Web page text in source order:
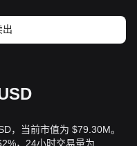
出
，当前市值为 $79.30M。
，24小时交易量为